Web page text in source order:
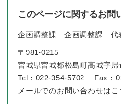
このページに関するお問
企画調整課 企画調整課 代
〒981-0215
宮城県宮城郡松島町高城字
Tel：022-354-5702
Fax：
メールでのお問い合わせはこ